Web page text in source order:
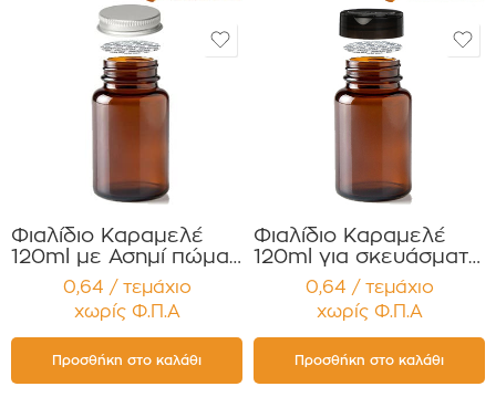
Φιαλίδιο Καραμελέ
120ml με Ασημί πώμα
για Χάπια , Βιταμίνες
Συμπληρώματα
Διατροφής
Συσκευασία 12
τεμαχίων
0,64 / τεμάχιο
χωρίς Φ.Π.Α
Προσθήκη στο καλάθι
Φιαλίδιο Καραμελέ
120ml για σκευάσματα
σε σκόνη Συμπλ.
Διατροφής με Διπλό
Φλιπ Τοπ Συσκευασία
12 τεμαχίων
0,64 / τεμάχιο
χωρίς Φ.Π.Α
Προσθήκη στο καλάθι